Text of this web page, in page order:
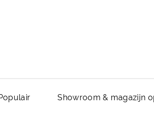
Showroom & magazijn